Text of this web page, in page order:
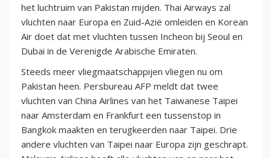
het luchtruim van Pakistan mijden. Thai Airways zal
vluchten naar Europa en Zuid-Azië omleiden en Korean
Air doet dat met vluchten tussen Incheon bij Seoul en
Dubai in de Verenigde Arabische Emiraten.
Steeds meer vliegmaatschappijen vliegen nu om
Pakistan heen. Persbureau AFP meldt dat twee
vluchten van China Airlines van het Taiwanese Taipei
naar Amsterdam en Frankfurt een tussenstop in
Bangkok maakten en terugkeerden naar Taipei. Drie
andere vluchten van Taipei naar Europa zijn geschrapt.